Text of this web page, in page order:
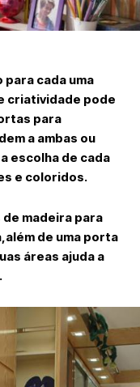
cada uma
criatividade pode
para
a ambas ou
escolha de cada
e coloridos.
madeira para
de uma porta
áreas ajuda a